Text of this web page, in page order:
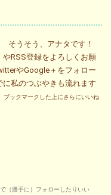
そうそう、アナタです！
RSS登録をよろしくお願
やGoogle＋をフォロー
私のつぶやきも流れます
ブックマークした上にさらにいいね
（勝手に）フォローしたりいい